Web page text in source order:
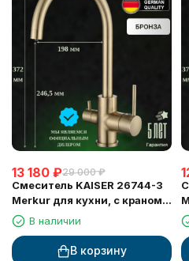
13 180 ₽29 000 ₽
Смеситель KAISER 26744-3
Merkur для кухни, с краном
для питьевой воды,
бронзовый
В наличии
В корзину